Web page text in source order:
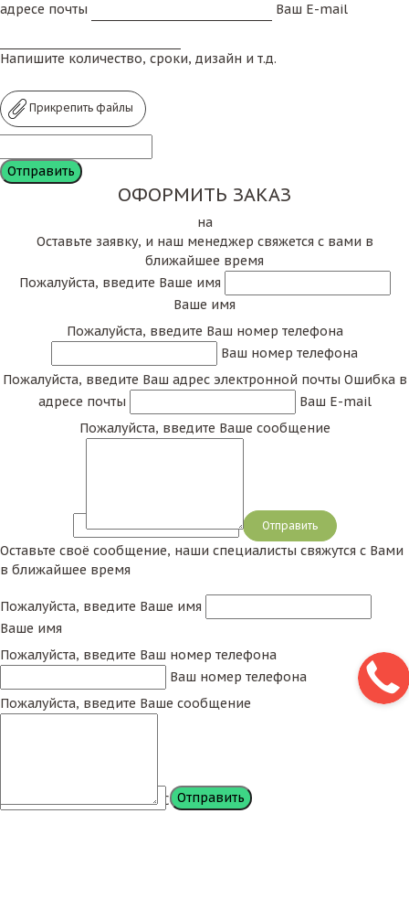
адресе почты
Ваш E-mail
Напишите количество, сроки, дизайн и т.д.
Прикрепить файлы
ОФОРМИТЬ ЗАКАЗ
на
Оставьте заявку, и наш менеджер свяжется с вами в
ближайшее время
Пожалуйста, введите Ваше имя
Ваше имя
Пожалуйста, введите Ваш номер телефона
Ваш номер телефона
Пожалуйста, введите Ваш адрес электронной почты Ошибка в
адресе почты
Ваш E-mail
Пожалуйста, введите Ваше сообщение
Сообщение
Оставьте своё сообщение, наши специалисты свяжутся с Вами
в ближайшее время
Пожалуйста, введите Ваше имя
Ваше имя
Пожалуйста, введите Ваш номер телефона
Ваш номер телефона
Пожалуйста, введите Ваше сообщение
Сообщение